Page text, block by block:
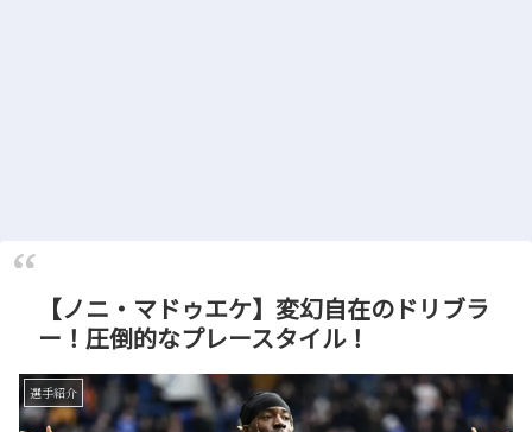
【ノニ・マドゥエケ】変幻自在のドリブラ
ー！圧倒的なプレースタイル！
選手紹介